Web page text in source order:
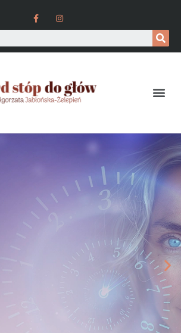
NOWOŚC W NASZYM SALONIE
Zabieg EXOss Pro-age to kompleksowa
kuracja odmładzająca dla skóry dojrzałej
gdzie egzosomy i senolityki zawarte w
kosmetykach w połączeniu z mezterapią
mikroigłowa biostymulują i regenerują skórę,
przywracając jej młodzieńczy wygląd.
Premierowa cena jedyne 300 zł